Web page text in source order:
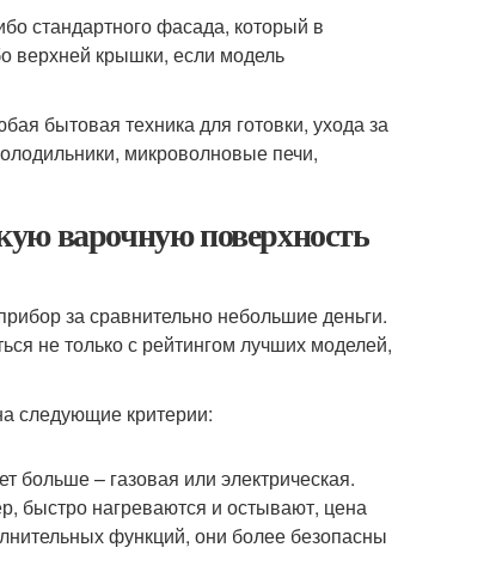
стандартного фасада, который в
верхней крышки, если модель
бытовая техника для готовки, ухода за
микроволновые печи,
варочную поверхность
за сравнительно небольшие деньги.
не только с рейтингом лучших моделей,
следующие критерии:
больше – газовая или электрическая.
быстро нагреваются и остывают, цена
функций, они более безопасны